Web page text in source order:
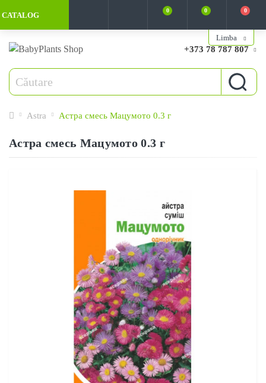
CATALOG
Limba
0 0 0
+373 78 787 807
Astra Астра смесь Мацумото 0.3 г
Астра смесь Мацумото 0.3 г